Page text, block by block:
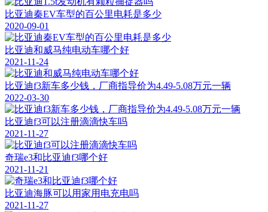
比亚迪秦EV车型的百公里电耗是多少
2020-09-01
比亚迪和威马纯电动车哪个好
2021-11-24
比亚迪f3新车多少钱，厂商指导价为4.49-5.08万元一辆
2022-03-30
比亚迪f3可以注册滴滴快车吗
2021-11-27
奇瑞e3和比亚迪f3哪个好
2021-11-21
比亚迪海豚可以用家用电充电吗
2021-11-27